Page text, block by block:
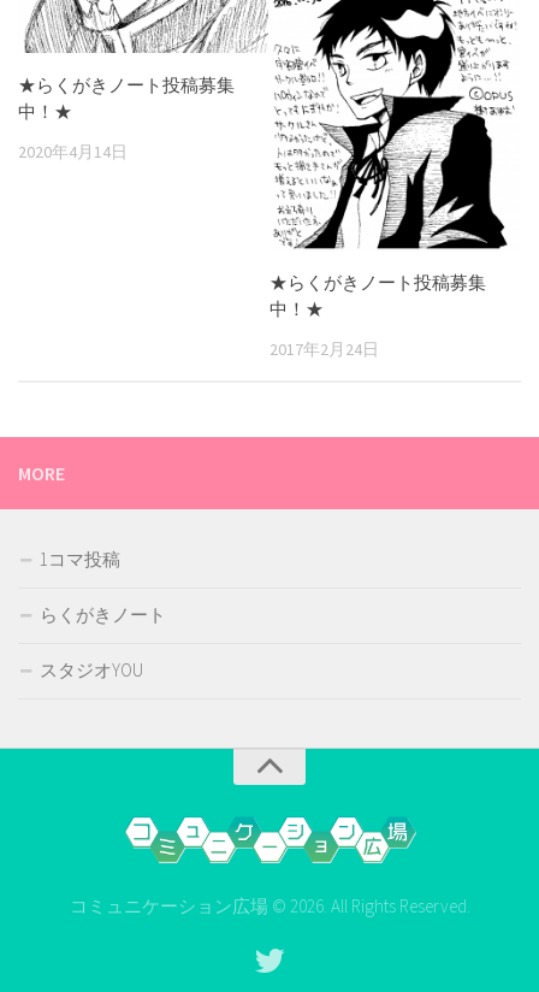
★らくがきノート投稿募集
中！★
2020年4月14日
★らくがきノート投稿募集
中！★
2017年2月24日
MORE
1コマ投稿
らくがきノート
スタジオYOU
コミュニケーション広場 © 2026. All Rights Reserved.